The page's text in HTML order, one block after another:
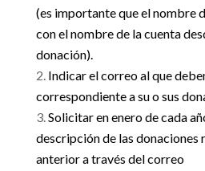
(es importante que el nombre
con el nombre de la cuenta
donación).
Indicar el correo al que
correspondiente a su o sus
Solicitar en enero de cada
descripción de las donaciones
anterior a través del correo